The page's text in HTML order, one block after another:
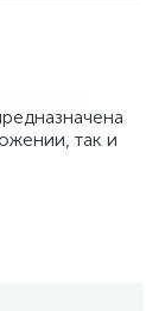
так и